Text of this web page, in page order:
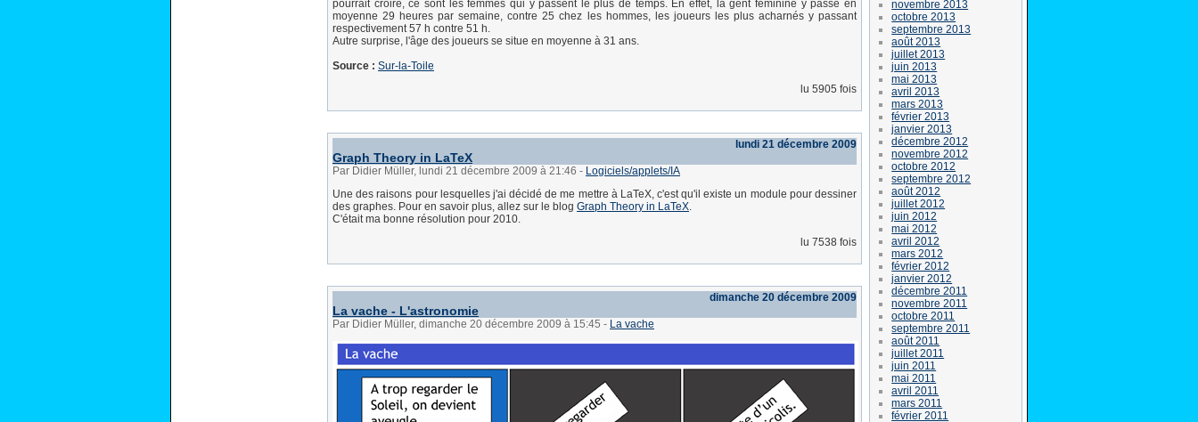
pourrait croire, ce sont les femmes qui y passent le plus de temps. En effet, la gent féminine y passe en
moyenne 29 heures par semaine, contre 25 chez les hommes, les joueurs les plus acharnés y passant
respectivement 57 h contre 51 h.
Autre surprise, l'âge des joueurs se situe en moyenne à 31 ans.
Source : Sur-la-Toile
lu 5905 fois
lundi 21 décembre 2009
Graph Theory in LaTeX
Par Didier Müller, lundi 21 décembre 2009 à 21:46 - Logiciels/applets/IA
Une des raisons pour lesquelles j'ai décidé de me mettre à LaTeX, c'est qu'il existe un module pour dessiner
des graphes. Pour en savoir plus, allez sur le blog Graph Theory in LaTeX.
C'était ma bonne résolution pour 2010.
lu 7538 fois
dimanche 20 décembre 2009
La vache - L'astronomie
Par Didier Müller, dimanche 20 décembre 2009 à 15:45 - La vache
novembre 2013
octobre 2013
septembre 2013
août 2013
juillet 2013
juin 2013
mai 2013
avril 2013
mars 2013
février 2013
janvier 2013
décembre 2012
novembre 2012
octobre 2012
septembre 2012
août 2012
juillet 2012
juin 2012
mai 2012
avril 2012
mars 2012
février 2012
janvier 2012
décembre 2011
novembre 2011
octobre 2011
septembre 2011
août 2011
juillet 2011
juin 2011
mai 2011
avril 2011
mars 2011
février 2011